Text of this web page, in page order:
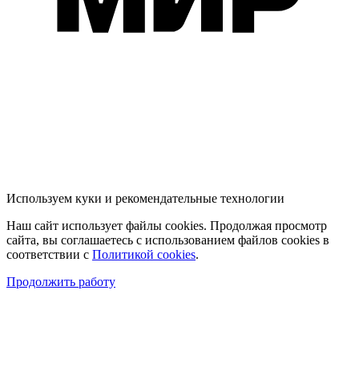
Используем куки и рекомендательные технологии
Наш сайт использует файлы cookies. Продолжая просмотр
сайта, вы соглашаетесь с использованием файлов cookies в
соответствии с Политикой cookies.
Продолжить работу